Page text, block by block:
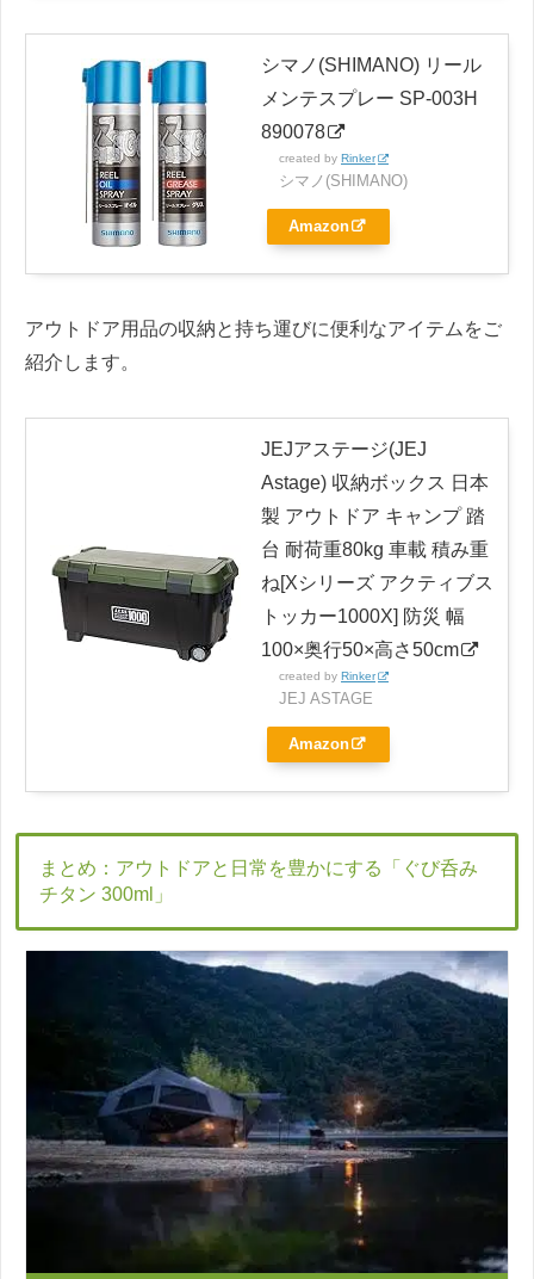
シマノ(SHIMANO) リール
メンテスプレー SP-003H
890078
created by Rinker
シマノ(SHIMANO)
Amazon
アウトドア用品の収納と持ち運びに便利なアイテムをご
紹介します。
JEJアステージ(JEJ
Astage) 収納ボックス 日本
製 アウトドア キャンプ 踏
台 耐荷重80kg 車載 積み重
ね[Xシリーズ アクティブス
トッカー1000X] 防災 幅
100×奥行50×高さ50cm
created by Rinker
JEJ ASTAGE
Amazon
まとめ：アウトドアと日常を豊かにする「ぐび呑み
チタン 300ml」